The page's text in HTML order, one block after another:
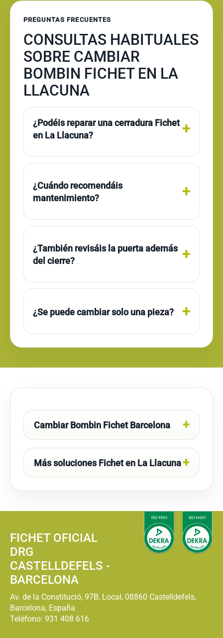
PREGUNTAS FRECUENTES
CONSULTAS HABITUALES
SOBRE CAMBIAR
BOMBIN FICHET EN LA
LLACUNA
¿Podéis reparar una cerradura Fichet
en La Llacuna?
¿Cuándo recomendáis
mantenimiento?
¿También revisáis la puerta además
del cierre?
¿Se puede cambiar solo una pieza?
Cambiar Bombin Fichet Barcelona
Más soluciones Fichet en La Llacuna
FICHET OFICIAL
DRG
CASTELLDEFELS -
BARCELONA
Av. de la Constitució, 97B, Local, 08860 Castelldefels,
Barcelona, España
Teléfono: 931 408 616